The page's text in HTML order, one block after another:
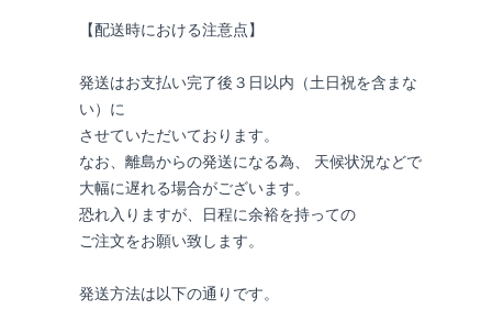
【配送時における注意点】
発送はお支払い完了後３日以内（土日祝を含まな
い）に
させていただいております。
なお、離島からの発送になる為、 天候状況などで
大幅に遅れる場合がございます。
恐れ入りますが、日程に余裕を持っての
ご注文をお願い致します。
発送方法は以下の通りです。